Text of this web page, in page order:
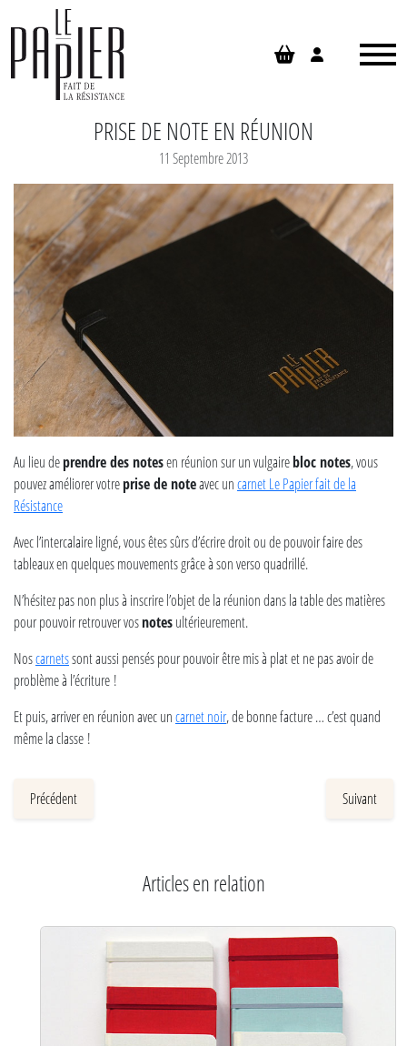
PRISE DE NOTE EN RÉUNION
11 Septembre 2013
Au lieu deprendre des notesen réunion sur un vulgairebloc notes, vous
pouvez améliorer votreprise de noteavec uncarnet Le Papier fait de la
Résistance
Avec l’intercalaire ligné, vous êtes sûrs d’écrire droit ou de pouvoir faire des
tableaux en quelques mouvements grâce à son verso quadrillé.
N’hésitez pas non plus à inscrire l’objet de la réunion dans la table des matières
pour pouvoir retrouver vosnotesultérieurement.
Noscarnetssont aussi pensés pour pouvoir être mis à plat et ne pas avoir de
problème à l’écriture !
Et puis, arriver en réunion avec uncarnet noir, de bonne facture … c’est quand
même la classe !
Précédent Suivant
Articles en relation
Panneau de gestion des cookies